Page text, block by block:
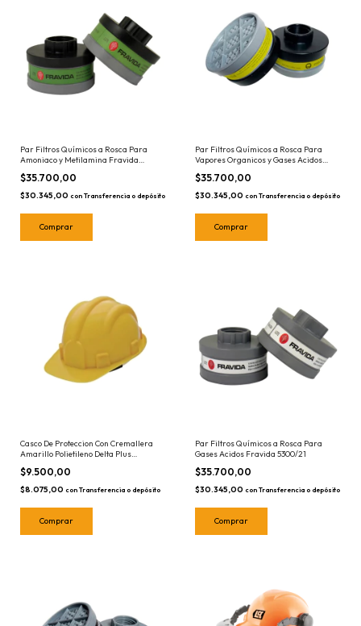
Par Filtros Químicos a Rosca Para
Amoniaco y Metilamina Fravida
$35.700,00
$30.345,00 con Transferencia o depósito
Par Filtros Químicos a Rosca Para
Vapores Organicos y Gases Acidos
$35.700,00
$30.345,00 con Transferencia o depósito
Casco De Proteccion Con Cremallera
Amarillo Polietileno Delta Plus
DEL40101
$9.500,00
$8.075,00 con Transferencia o depósito
Par Filtros Químicos a Rosca Para
Gases Acidos Fravida 5300/21
$35.700,00
$30.345,00 con Transferencia o depósito